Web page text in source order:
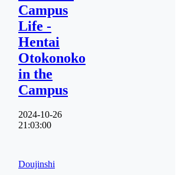
Campus
Life -
Hentai
Otokonoko
in the
Campus
2024-10-26
21:03:00
Doujinshi